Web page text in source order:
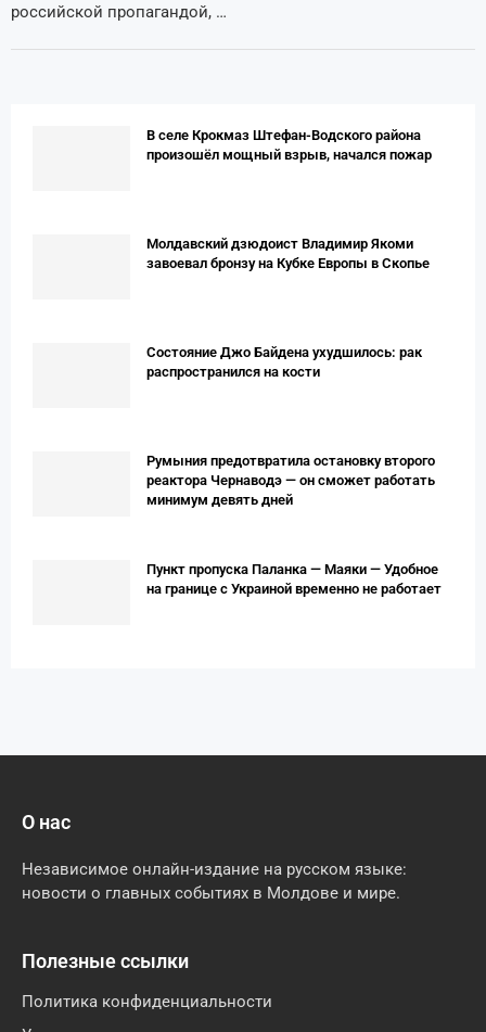
российской пропагандой, …
В селе Крокмаз Штефан-Водского района
произошёл мощный взрыв, начался пожар
Молдавский дзюдоист Владимир Якоми
завоевал бронзу на Кубке Европы в Скопье
Состояние Джо Байдена ухудшилось: рак
распространился на кости
Румыния предотвратила остановку второго
реактора Чернаводэ — он сможет работать
минимум девять дней
Пункт пропуска Паланка — Маяки — Удобное
на границе с Украиной временно не работает
О нас
Независимое онлайн-издание на русском языке:
новости о главных событиях в Молдове и мире.
Полезные ссылки
Политика конфиденциальности